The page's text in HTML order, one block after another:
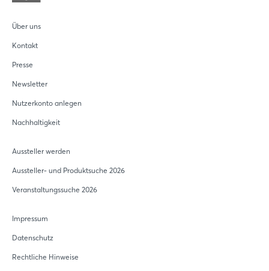
Über uns
Kontakt
Presse
Newsletter
Nutzerkonto anlegen
Nachhaltigkeit
Aussteller werden
Aussteller- und Produktsuche 2026
Veranstaltungssuche 2026
Impressum
Datenschutz
Rechtliche Hinweise